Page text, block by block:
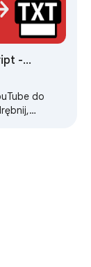
-
YouTube
do